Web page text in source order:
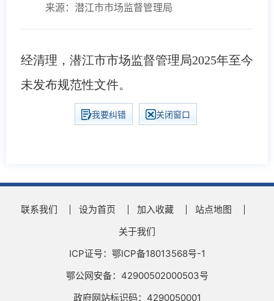
来源：潜江市市场监督管理局
经清理，潜江市市场监督管理局2025年至今
未发布规范性文件。
我要纠错 关闭窗口
联系我们 设为首页 加入收藏
站点地图
关于我们
ICP证号：鄂ICP备18013568号-1
鄂公网安备：42900502000503号
政府网站标识码：4290050001